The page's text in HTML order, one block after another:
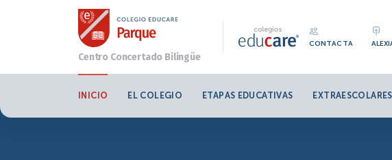
CONTACTA
INICIO EL COLEGIO ETAPAS EDUCATIVAS EXTRAESCOLARES